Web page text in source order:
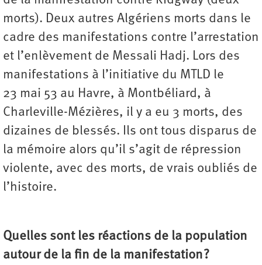
morts). Deux autres Algériens morts dans le
cadre des manifestations contre l’arrestation
et l’enlèvement de Messali Hadj. Lors des
manifestations à l’initiative du MTLD le
23 mai 53 au Havre, à Montbéliard, à
Charleville-Mézières, il y a eu 3 morts, des
dizaines de blessés. Ils ont tous disparus de
la mémoire alors qu’il s’agit de répression
violente, avec des morts, de vrais oubliés de
l’histoire.
Quelles sont les réactions de la population
autour de la fin de la manifestation ?